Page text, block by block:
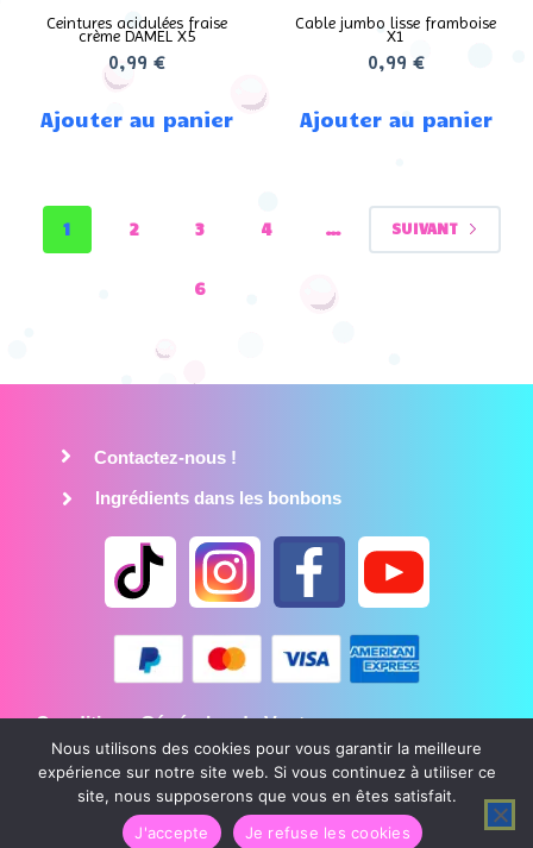
Ceintures acidulées fraise
crème DAMEL X5
0,99€
Ajouter au panier
Cable jumbo lisse framboise
X1
0,99 €
Ajouter au panier
1 2 3 4 …
6
SUIVANT
Contactez-nous !
Ingrédients dans les bonbons
Conditions Générales de Vente
Mentions légales
Politique de confidentialité
CandyCrazy © Tous droits réservés
Nous utilisons des cookies pour vous garantir la meilleure
expérience sur notre site web. Si vous continuez à utiliser ce
site, nous supposerons que vous en êtes satisfait.
J'accepte
Je refuse les cookies